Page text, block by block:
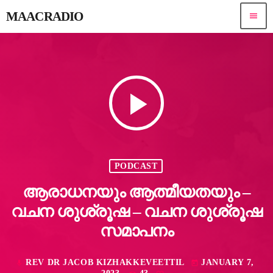
MAACRADIO menu
play_arrow
PODCAST
ആരാധനയും ആത്മീയതയും –
വചന ശുശ്രൂഷ – വചന ശുശ്രൂഷ
സമാപനം
mic REV DR JACOB KIZHAKKEVEETTIL today JANUARY 7,